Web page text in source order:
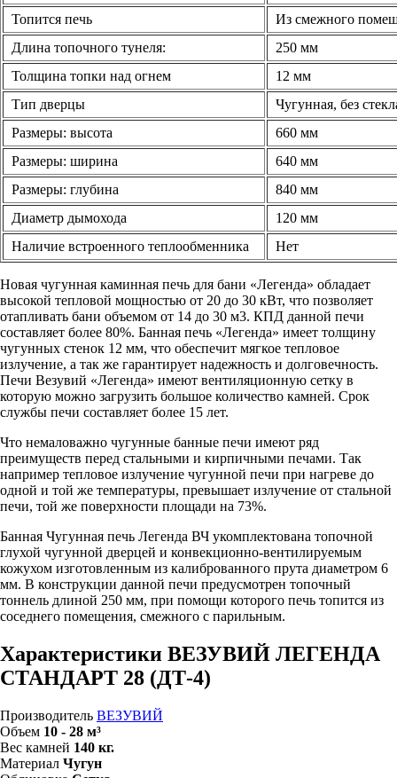
Топится печь
Из смежного
Длина топочного тунеля:
250 мм
Толщина топки над огнем
12 мм
Тип дверцы
Чугунная, без
Размеры: высота
660 мм
Размеры: ширина
640 мм
Размеры: глубина
840 мм
Диаметр дымохода
120 мм
Наличие встроенного теплообменника
Нет
Новая чугунная каминная печь для бани «Легенда» обладает
высокой тепловой мощностью от 20 до 30 кВт, что позволяет
отапливать бани объемом от 14 до 30 м3. КПД данной печи
составляет более 80%. Банная печь «Легенда» имеет толщину
чугунных стенок 12 мм, что обеспечит мягкое тепловое
излучение, а так же гарантирует надежность и долговечность.
Печи Везувий «Легенда» имеют вентиляционную сетку в
которую можно загрузить большое количество камней. Срок
службы печи составляет более 15 лет.
Что немаловажно чугунные банные печи имеют ряд
преимуществ перед стальными и кирпичными печами. Так
например тепловое излучение чугунной печи при нагреве до
одной и той же температуры, превышает излучение от стальной
печи, той же поверхности площади на 73%.
Банная Чугунная печь Легенда ВЧ укомплектована топочной
глухой чугунной дверцей и конвекционно-вентилируемым
кожухом изготовленным из калиброванного прута диаметром 6
мм. В конструкции данной печи предусмотрен топочный
тоннель длиной 250 мм, при помощи которого печь топится из
соседнего помещения, смежного с парильным.
Характеристики ВЕЗУВИЙ ЛЕГЕНДА
СТАНДАРТ 28 (ДТ-4)
Производитель ВЕЗУВИЙ
Объем 10 - 28 м³
Вес камней 140 кг.
Материал Чугун